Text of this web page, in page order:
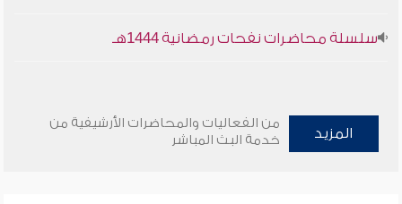
سلسلة محاضرات نفحات رمضانية 1444هـ
المزيد
من الفعاليات والمحاضرات الأرشيفية من
خدمة البث المباشر